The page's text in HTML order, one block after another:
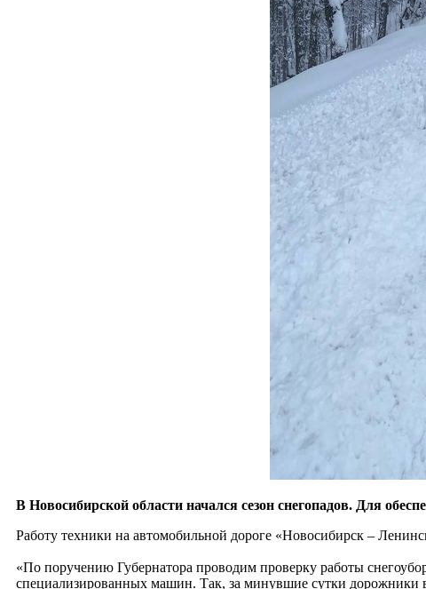
В Новосибирской области начался сезон снегопадов. Для
Работу техники на автомобильной дороге «Новосибирск –
«По поручению Губернатора проводим проверку работы
специализированных машин. Так, за минувшие сутки дорожники